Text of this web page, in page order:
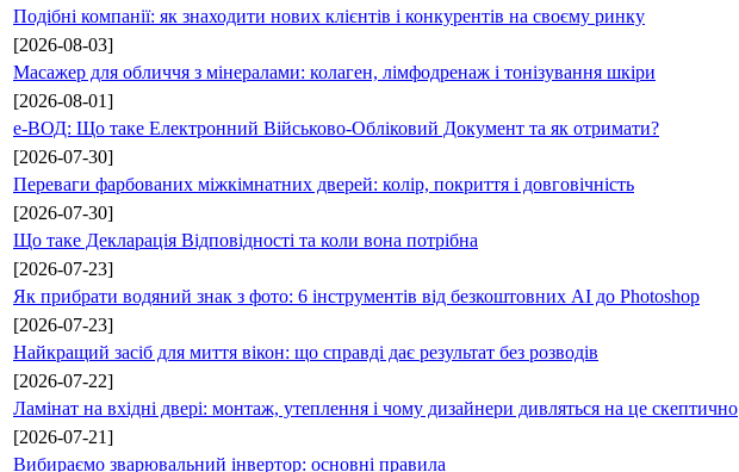
Подібні компанії: як знаходити нових клієнтів і конкурентів на своєму ринку
[2026-08-03]
Масажер для обличчя з мінералами: колаген, лімфодренаж і тонізування шкіри
[2026-08-01]
е-ВОД: Що таке Електронний Військово-Обліковий Документ та як отримати?
[2026-07-30]
Переваги фарбованих міжкімнатних дверей: колір, покриття і довговічність
[2026-07-30]
Що таке Декларація Відповідності та коли вона потрібна
[2026-07-23]
Як прибрати водяний знак з фото: 6 інструментів від безкоштовних AI до Photoshop
[2026-07-23]
Найкращий засіб для миття вікон: що справді дає результат без розводів
[2026-07-22]
Ламінат на вхідні двері: монтаж, утеплення і чому дизайнери дивляться на це скептично
[2026-07-21]
Вибираємо зварювальний інвертор: основні правила